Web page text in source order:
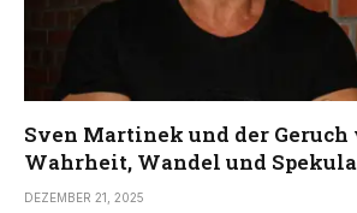
Sven Martinek und der
Wahrheit, Wandel und
DEZEMBER 21, 2025